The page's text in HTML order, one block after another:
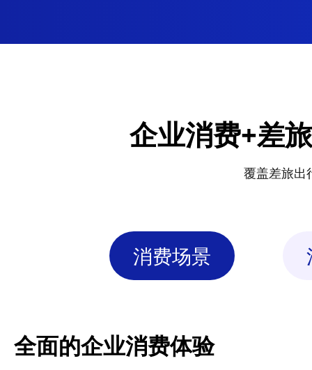
企业消费+差
覆盖差旅出
消费场景
全面的企业消费体验